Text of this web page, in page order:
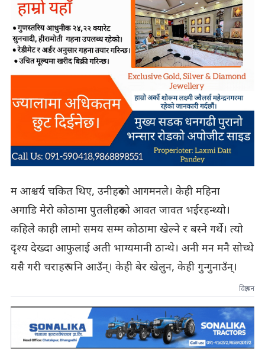
म आश्चर्य चकित थिए, उनीहरुको आगमनले। केही महिना
अगाडि मेरो कोठामा पुतलीहरुको आवत जावत भईरहन्थ्यो।
कहिले काही लामो समय सम्म कोठामा खेल्ने र बस्ने गर्थे। त्यो
दृश्य देख्दा आफुलाई अती भाग्यमानी ठान्थे। अनी मन मनै सोच्थे
यसै गरी चराहरु पनि आउँन्। केही बेर खेलुन, केही गुन्गुनाउँन्।
विज्ञापन